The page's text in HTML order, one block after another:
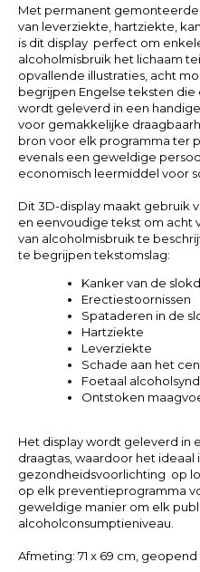
Met permanent
van leverziekte, hartziekte,
is dit display perfect om
alcoholmisbruik het lichaam
opvallende illustraties, acht
begrijpen Engelse teksten
wordt geleverd in een
voor gemakkelijke
bron voor elk programma ter
evenals een geweldige
economisch leermiddel voor
Dit 3D-display maakt gebruik
en eenvoudige tekst om acht
van alcoholmisbruik te
te begrijpen tekstomslag:
Kanker van de
Erectiestoornissen
Spataderen in de
Hartziekte
Leverziekte
Schade aan het
Foetaal
Ontstoken
Het display wordt geleverd in
draagtas, waardoor het ideaal
gezondheidsvoorlichting op
op elk preventieprogramma
geweldige manier om elk
alcoholconsumptieniveau.
Afmeting: 71 x 69 cm, geopend